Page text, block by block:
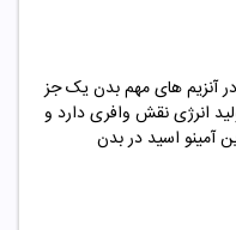
آنزیم های مهم بدن یک جز
انرژی نقش وافری دارد و
آمینو اسید در بدن